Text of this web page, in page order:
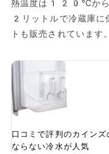
熱温度は120℃から
2リットルで冷蔵庫に
トも販売されています。
口コミで評判のカイン
ならない冷水が人気